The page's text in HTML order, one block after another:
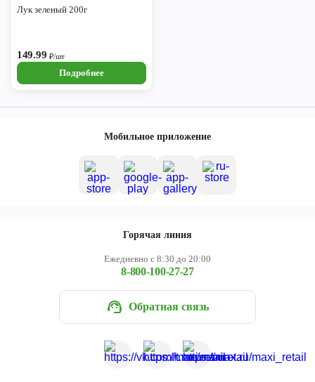
Лук зеленый 200г
149.99 ₽/шт
Подробнее
Мобильное приложение
Горячая линия
Ежедневно с 8:30 до 20:00
8-800-100-27-27
Обратная связь